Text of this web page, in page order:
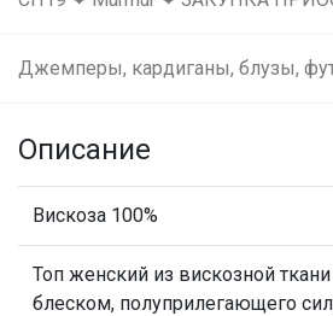
Описание
Вискоза 100%
Топ женский из вискозной
блеском, полуприлегающего